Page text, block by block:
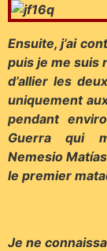
Ensuite, j’ai
puis je me suis
d’allier les
uniquement
pendant
Guerra qui
Nemesio
le premier
Je ne